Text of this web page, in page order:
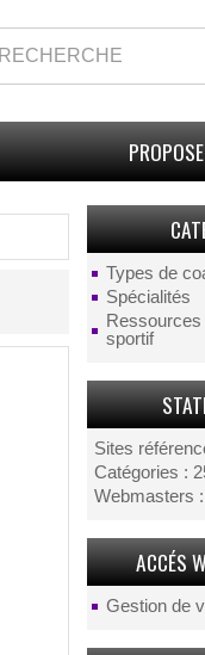
Types de
Spécialités
sportif
Sites
Catégories :
Webmasters
ACCÉS
Gestion de